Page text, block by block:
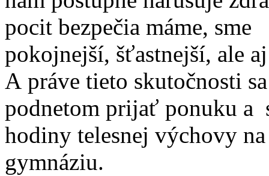
pocit bezpečia máme, sme
pokojnejší, šťastnejší, ale
A práve tieto skutočnosti
podnetom prijať ponuku a
hodiny telesnej výchovy na
gymnáziu.